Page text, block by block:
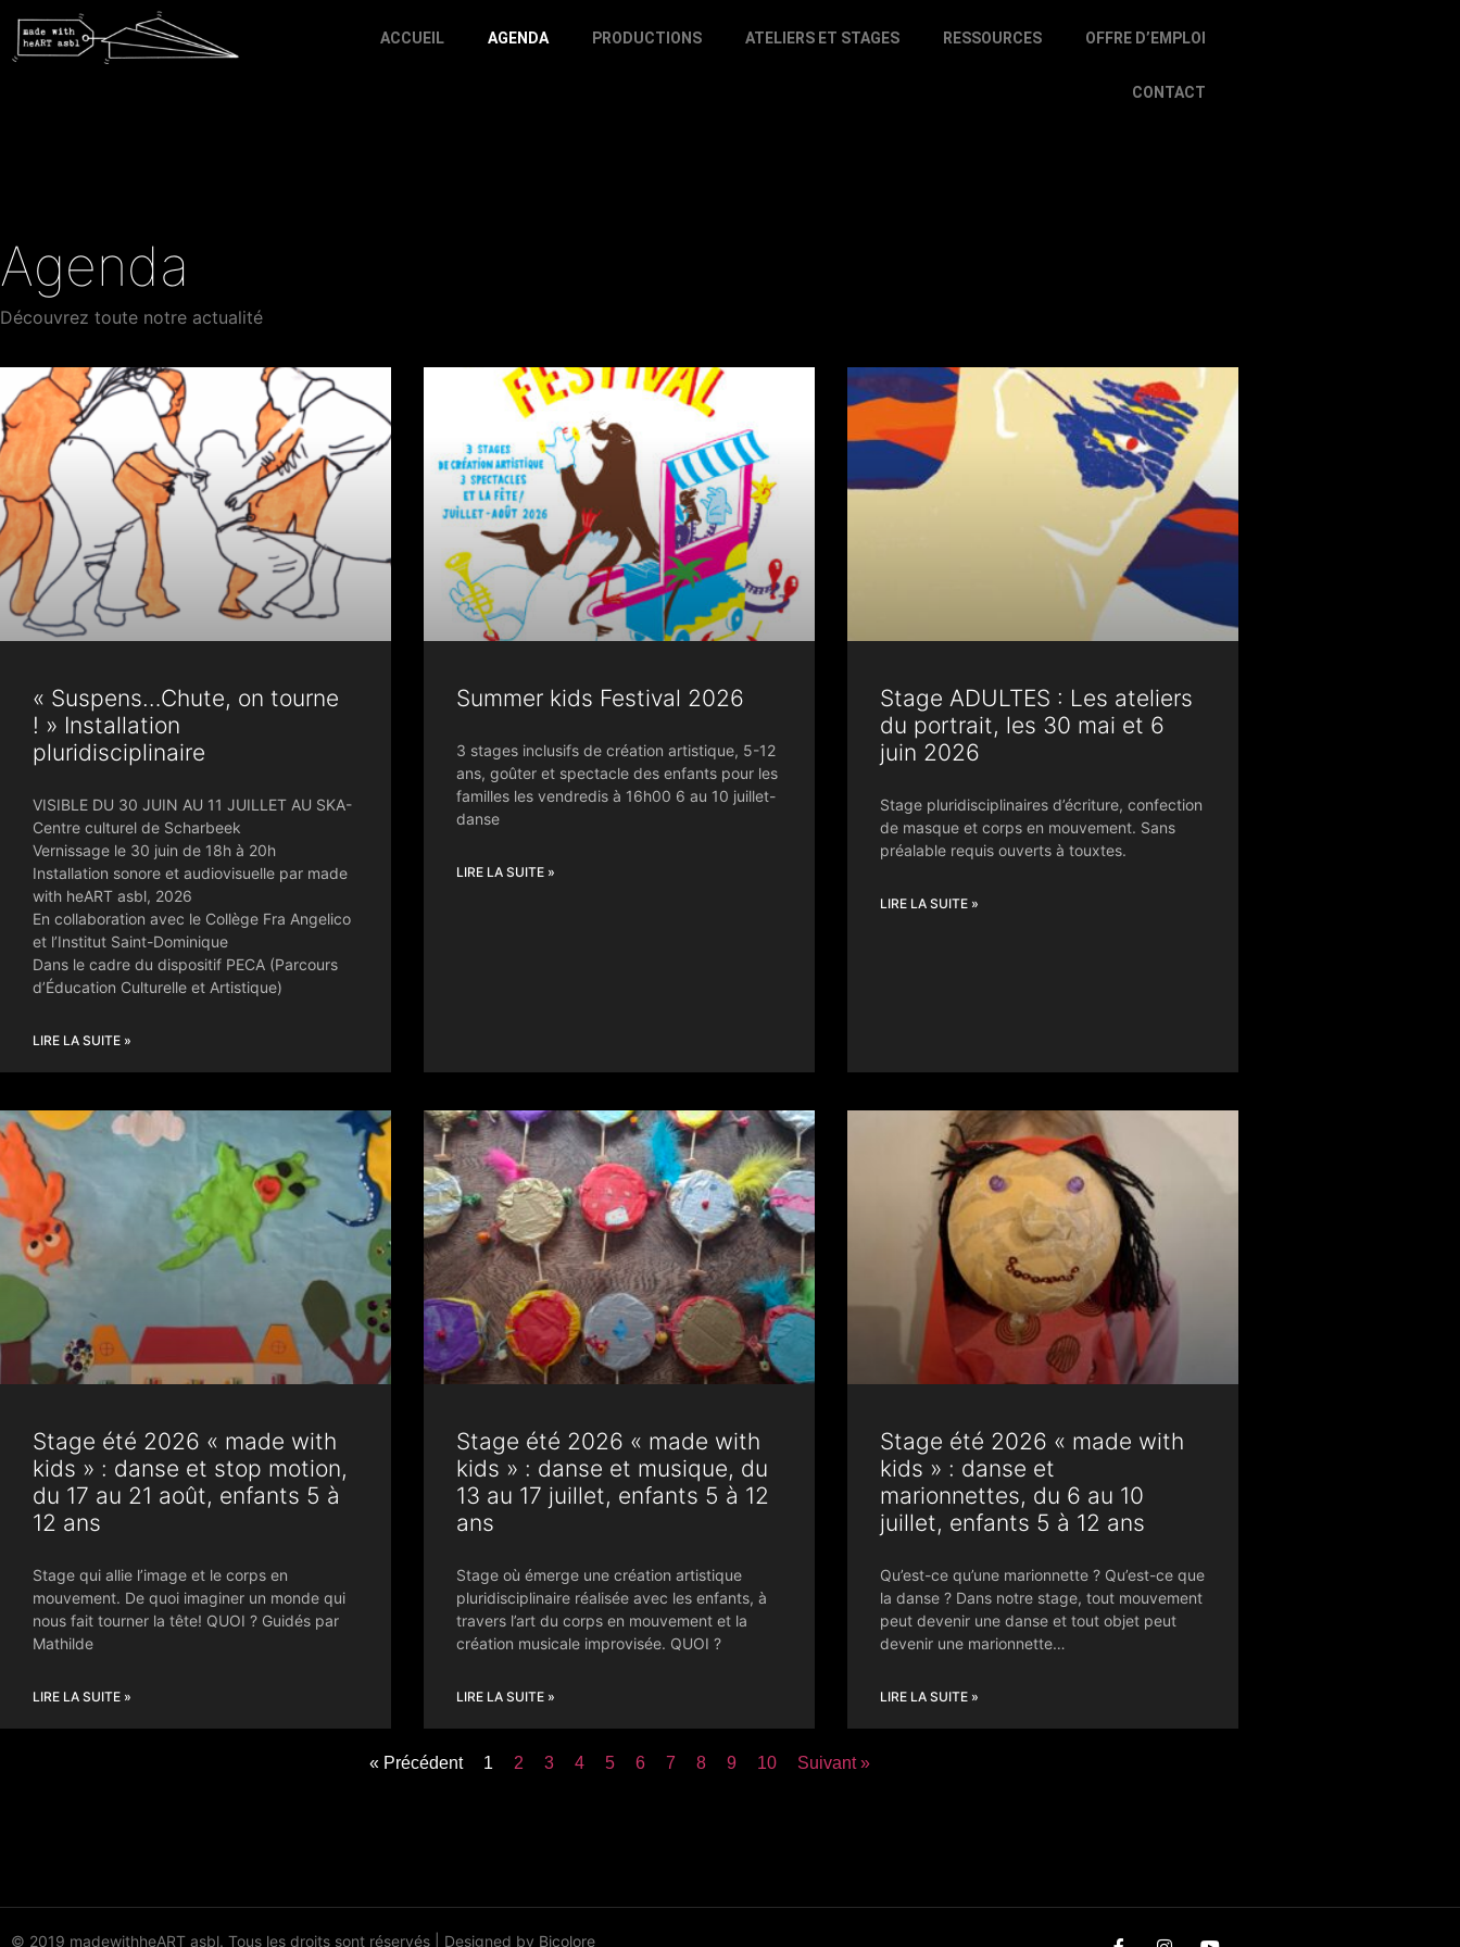
ACCUEIL AGENDA PRODUCTIONS ATELIERS ET STAGES RESSOURCES OFFRE D’EMPLOI
CONTACT
Agenda
Découvrez toute notre actualité
« Suspens…Chute, on tourne
! » Installation
pluridisciplinaire
VISIBLE DU 30 JUIN AU 11 JUILLET AU SKA-
Centre culturel de Scharbeek
Vernissage le 30 juin de 18h à 20h
Installation sonore et audiovisuelle par made
with heART asbl, 2026
En collaboration avec le Collège Fra Angelico
et l’Institut Saint-Dominique
Dans le cadre du dispositif PECA (Parcours
d’Éducation Culturelle et Artistique)
LIRE LA SUITE »
Summer kids Festival 2026
3 stages inclusifs de création artistique, 5-12
ans, goûter et spectacle des enfants pour les
familles les vendredis à 16h00 6 au 10 juillet-
danse
LIRE LA SUITE »
Stage ADULTES : Les ateliers
du portrait, les 30 mai et 6
juin 2026
Stage pluridisciplinaires d’écriture, confection
de masque et corps en mouvement. Sans
préalable requis ouverts à touxtes.
LIRE LA SUITE »
Stage été 2026 « made with
kids » : danse et stop motion,
du 17 au 21 août, enfants 5 à
12 ans
Stage qui allie l’image et le corps en
mouvement. De quoi imaginer un monde qui
nous fait tourner la tête! QUOI ? Guidés par
Mathilde
LIRE LA SUITE »
Stage été 2026 « made with
kids » : danse et musique, du
13 au 17 juillet, enfants 5 à 12
ans
Stage où émerge une création artistique
pluridisciplinaire réalisée avec les enfants, à
travers l’art du corps en mouvement et la
création musicale improvisée. QUOI ?
LIRE LA SUITE »
Stage été 2026 « made with
kids » : danse et
marionnettes, du 6 au 10
juillet, enfants 5 à 12 ans
Qu’est-ce qu’une marionnette ? Qu’est-ce que
la danse ? Dans notre stage, tout mouvement
peut devenir une danse et tout objet peut
devenir une marionnette…
LIRE LA SUITE »
« Précédent 1 2 3 4 5 6 7 8 9 10 Suivant »
© 2019 madewithheART asbl. Tous les droits sont réservés Designed by Bicolore